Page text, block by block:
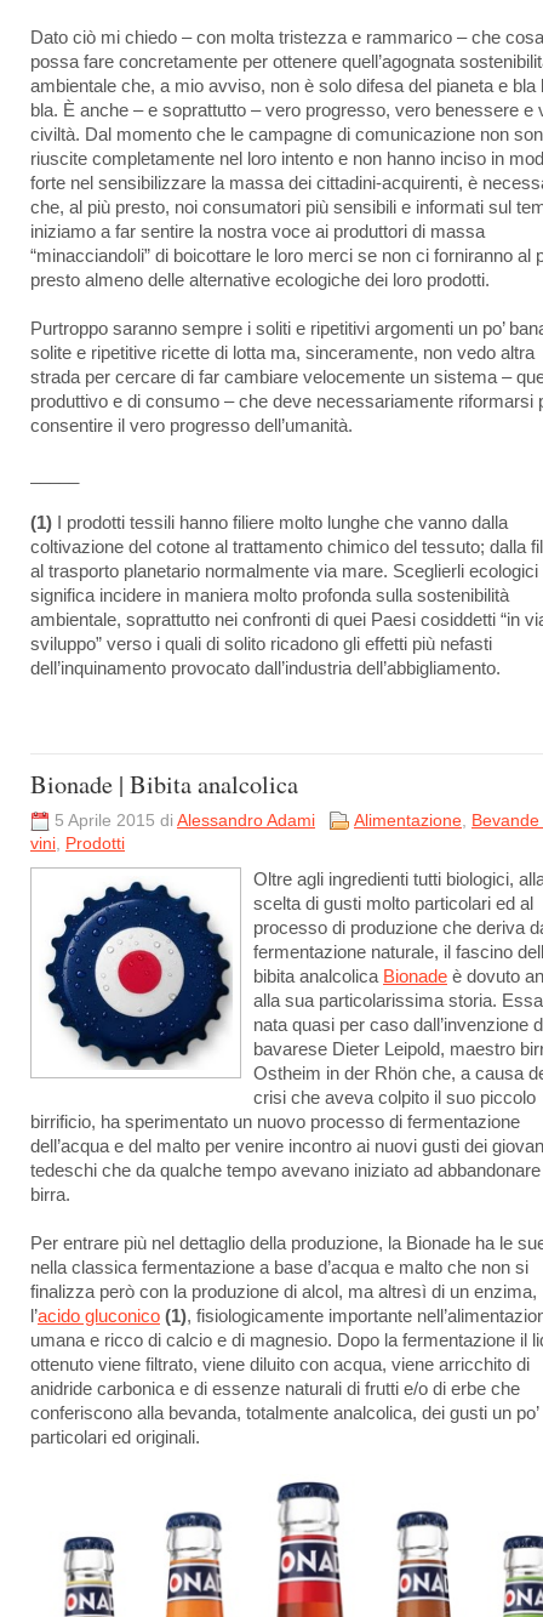
Dato ciò mi chiedo – con molta tristezza e rammarico – che
possa fare concretamente per ottenere quell’agognata
ambientale che, a mio avviso, non è solo difesa del pianeta e bla
bla. È anche – e soprattutto – vero progresso, vero benessere e
civiltà. Dal momento che le campagne di comunicazione non
riuscite completamente nel loro intento e non hanno inciso in
forte nel sensibilizzare la massa dei cittadini-acquirenti, è
che, al più presto, noi consumatori più sensibili e informati sul
iniziamo a far sentire la nostra voce ai produttori di massa
“minacciandoli” di boicottare le loro merci se non ci forniranno al
presto almeno delle alternative ecologiche dei loro prodotti.
Purtroppo saranno sempre i soliti e ripetitivi argomenti un po’
solite e ripetitive ricette di lotta ma, sinceramente, non vedo altra
strada per cercare di far cambiare velocemente un sistema –
produttivo e di consumo – che deve necessariamente riformarsi
consentire il vero progresso dell’umanità.
(1) I prodotti tessili hanno filiere molto lunghe che vanno dalla
coltivazione del cotone al trattamento chimico del tessuto; dalla
al trasporto planetario normalmente via mare. Sceglierli ecologici
significa incidere in maniera molto profonda sulla sostenibilità
ambientale, soprattutto nei confronti di quei Paesi cosiddetti “in
sviluppo” verso i quali di solito ricadono gli effetti più nefasti
dell’inquinamento provocato dall’industria dell’abbigliamento.
Bionade | Bibita analcolica
5 Aprile 2015 di Alessandro Adami Alimentazione, Bevande
vini, Prodotti
Oltre agli ingredienti tutti biologici,
scelta di gusti molto particolari ed al
processo di produzione che deriva
fermentazione naturale, il fascino
bibita analcolica Bionade è dovuto
alla sua particolarissima storia.
nata quasi per caso dall’invenzione
bavarese Dieter Leipold, maestro
Ostheim in der Rhön che, a causa
crisi che aveva colpito il suo piccolo
birrificio, ha sperimentato un nuovo processo di fermentazione
dell’acqua e del malto per venire incontro ai nuovi gusti dei
tedeschi che da qualche tempo avevano iniziato ad
birra.
Per entrare più nel dettaglio della produzione, la Bionade ha le
nella classica fermentazione a base d’acqua e malto che non si
finalizza però con la produzione di alcol, ma altresì di un enzima,
l’acido gluconico (1), fisiologicamente importante
umana e ricco di calcio e di magnesio. Dopo la fermentazione il
ottenuto viene filtrato, viene diluito con acqua, viene arricchito di
anidride carbonica e di essenze naturali di frutti e/o di erbe che
conferiscono alla bevanda, totalmente analcolica, dei gusti un po’
particolari ed originali.